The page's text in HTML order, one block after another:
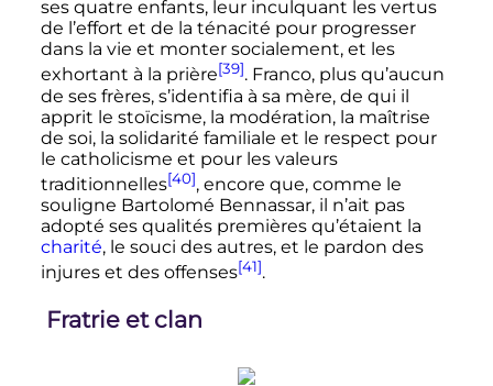
ses quatre enfants, leur inculquant les vertus
de l’effort et de la ténacité pour progresser
dans la vie et monter socialement, et les
exhortant à la prière[39]. Franco, plus qu’aucun
de ses frères, s’identifia à sa mère, de qui il
apprit le stoïcisme, la modération, la maîtrise
de soi, la solidarité familiale et le respect pour
le catholicisme et pour les valeurs
traditionnelles[40], encore que, comme le
souligne Bartolomé Bennassar, il n’ait pas
adopté ses qualités premières qu’étaient la
charité, le souci des autres, et le pardon des
injures et des offenses[41].
Fratrie et clan